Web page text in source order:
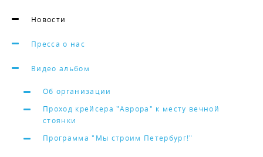
Новости
Пресса о нас
Видео альбом
Об организации
Проход крейсера "Аврора" к месту вечной
стоянки
Программа "Мы строим Петербург!"